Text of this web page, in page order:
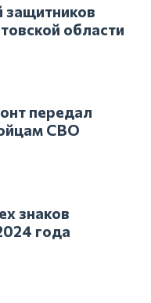
защитников
области
передал
СВО
знаков
года